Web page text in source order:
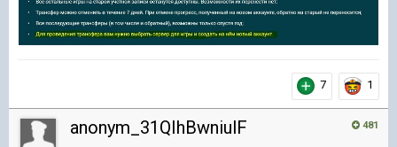
7 1
481
anonym_31QIhBwniulF